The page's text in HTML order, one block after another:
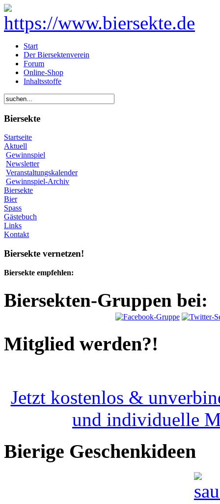
Start
Der Biersektenverein
Forum
Online-Shop
Inhaltsstoffe
Biersekte
Startseite
Aktuell
Gewinnspiel
Newsletter
Veranstaltungskalender
Gewinnspiel-Archiv
Biersekte
Bier
Spass
Gästebuch
Links
Kontakt
Biersekte vernetzen!
Biersekte empfehlen:
Biersekten-Gruppen bei:
Mitglied werden?!
Jetzt kostenlos &
und individuelle
Bierige Geschenkideen